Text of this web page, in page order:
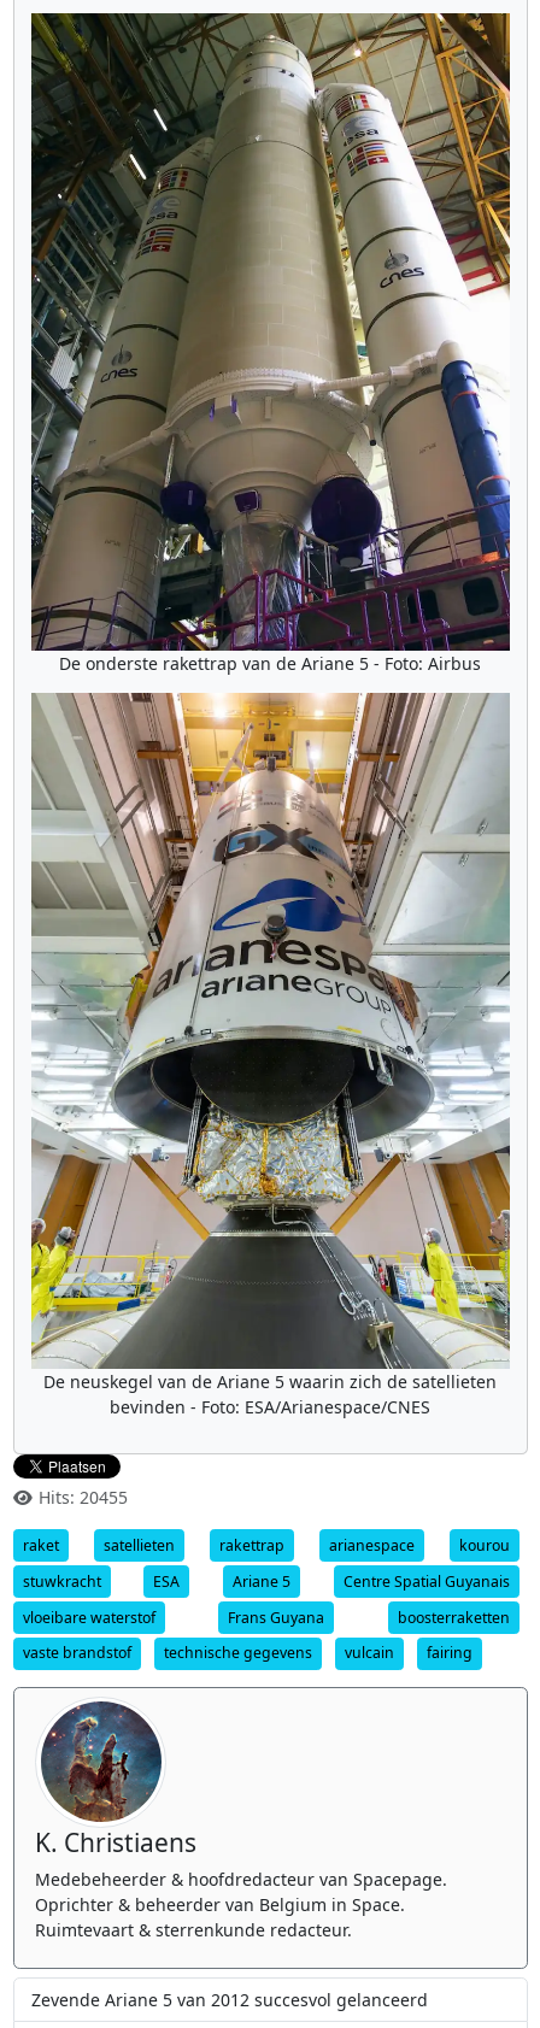
De onderste rakettrap van de Ariane 5 - Foto: Airbus
De neuskegel van de Ariane 5 waarin zich de satellieten
bevinden - Foto: ESA/Arianespace/CNES
Hits: 20455
raket satellieten rakettrap arianespace
kourou
stuwkracht
ESA Ariane 5
Centre Spatial Guyanais
vloeibare waterstof
Frans Guyana
boosterraketten
vaste brandstof
technische gegevens vulcain fairing
K. Christiaens
Medebeheerder & hoofdredacteur van Spacepage.
Oprichter & beheerder van Belgium in Space.
Ruimtevaart & sterrenkunde redacteur.
Zevende Ariane 5 van 2012 succesvol gelanceerd